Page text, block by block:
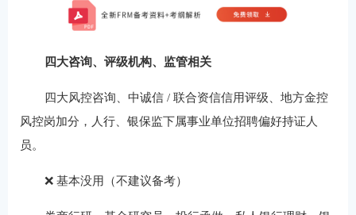
四大咨询、评级机构、监管相关
四大风控咨询、中诚信 / 联合资信信用评级、地方金控
风控岗加分，人行、银保监下属事业单位招聘偏好持证人
员。
❌ 基本没用（不建议备考）